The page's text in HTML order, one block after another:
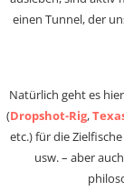
einen Tunnel, der
Natürlich geht es
(Dropshot-Rig,
etc.) für die
usw. – aber